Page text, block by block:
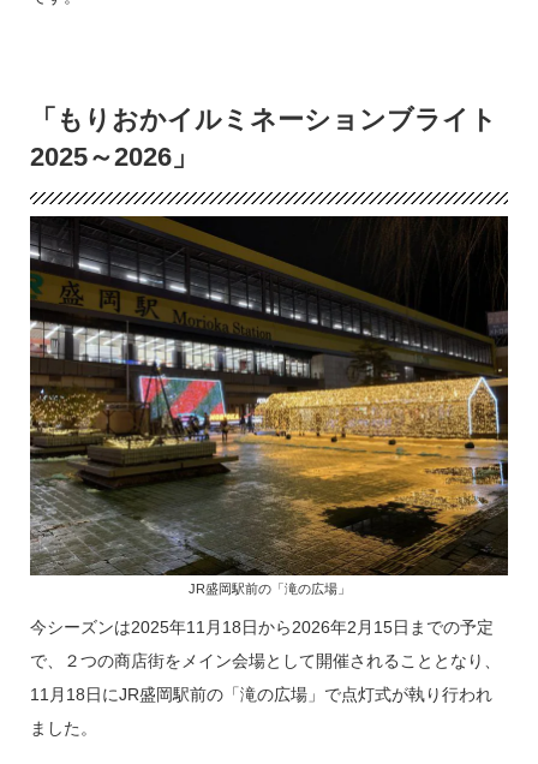
「もりおかイルミネーションブライト
2025～2026」
JR盛岡駅前の「滝の広場」
今シーズンは2025年11月18日から2026年2月15日までの予定
で、２つの商店街をメイン会場として開催されることとなり、
11月18日にJR盛岡駅前の「滝の広場」で点灯式が執り行われ
ました。